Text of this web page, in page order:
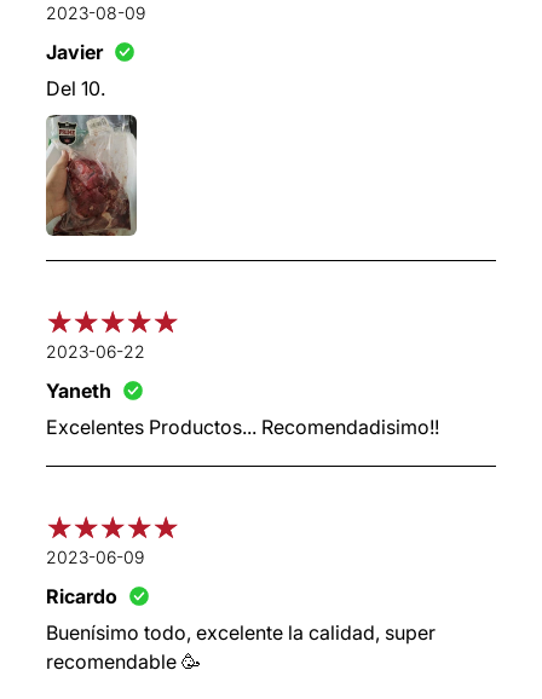
2023-08-09
Javier
Del 10.
2023-06-22
Yaneth
Excelentes Productos... Recomendadisimo!!
2023-06-09
Ricardo
Buenísimo todo, excelente la calidad, super
recomendable 🥳